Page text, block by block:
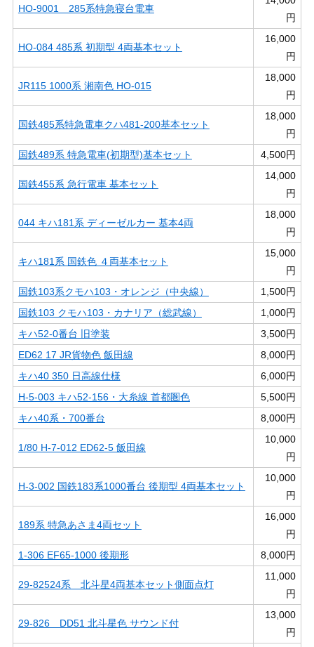
HO-9001 285系特急寝台電車
円
HO-084 485系 初期型 4両基本セット
16,000
円
JR115 1000系 湘南色 HO-015
18,000
円
国鉄485系特急電車クハ481-200基本セット
18,000
円
国鉄489系 特急電車(初期型)基本セット
4,500円
国鉄455系 急行電車 基本セット
14,000
円
044 キハ181系 ディーゼルカー 基本4両
18,000
円
キハ181系 国鉄色 ４両基本セット
15,000
円
国鉄103系クモハ103・オレンジ（中央線）
1,500円
国鉄103 クモハ103・カナリア（総武線）
1,000円
キハ52-0番台 旧塗装
3,500円
ED62 17 JR貨物色 飯田線
8,000円
キハ40 350 日高線仕様
6,000円
H-5-003 キハ52-156・大糸線 首都圏色
5,500円
キハ40系・700番台
8,000円
1/80 H-7-012 ED62-5 飯田線
10,000
円
H-3-002 国鉄183系1000番台 後期型 4両基本セット
10,000
円
189系 特急あさま4両セット
16,000
円
1-306 EF65-1000 後期形
8,000円
29-82524系 北斗星4両基本セット側面点灯
11,000
円
29-826 DD51 北斗星色 サウンド付
13,000
円